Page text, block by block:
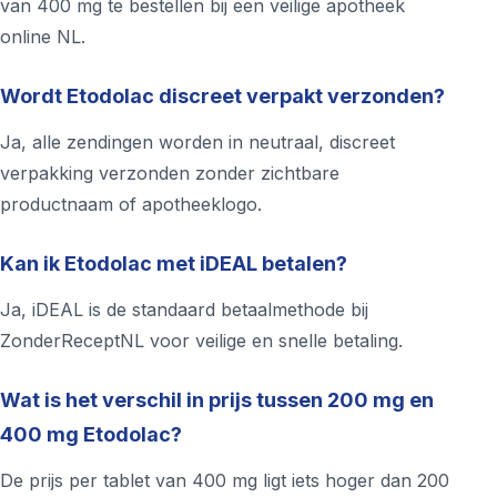
van 400 mg te bestellen bij een veilige apotheek
online NL.
Wordt Etodolac discreet verpakt verzonden?
Ja, alle zendingen worden in neutraal, discreet
verpakking verzonden zonder zichtbare
productnaam of apotheeklogo.
Kan ik Etodolac met iDEAL betalen?
Ja, iDEAL is de standaard betaalmethode bij
ZonderReceptNL voor veilige en snelle betaling.
Wat is het verschil in prijs tussen 200 mg en
400 mg Etodolac?
De prijs per tablet van 400 mg ligt iets hoger dan 200